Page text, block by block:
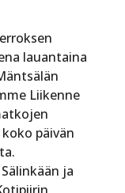
lauantaina
Liikenne
päivän
ja